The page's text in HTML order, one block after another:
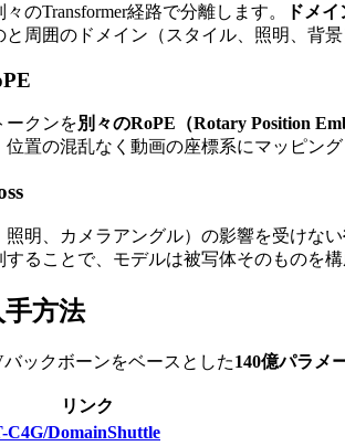
のTransformer経路で分離します。 ドメ
周囲のドメイン（スタイル、照明、背
ークンを別々のRoPE（Rotary Position
置の混乱なく動画の座標系にマッピング
明、カメラアングル）の影響を受けない
ることで、モデルは被写体そのものを
方法
バックボーンをベースとした140億パラメ
リンク
C4G/DomainShuttle